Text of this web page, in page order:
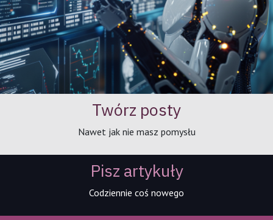
Twórz posty
Nawet jak nie masz pomysłu
Pisz artykuły
Codziennie coś nowego